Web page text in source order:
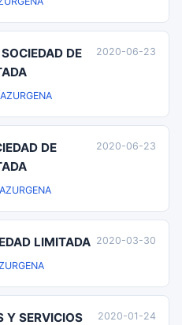
DE
ZURGENA
2020-06-23
DE
ZURGENA
2020-06-23
LIMITADA 2020-03-30
Y SERVICIOS
2020-01-24